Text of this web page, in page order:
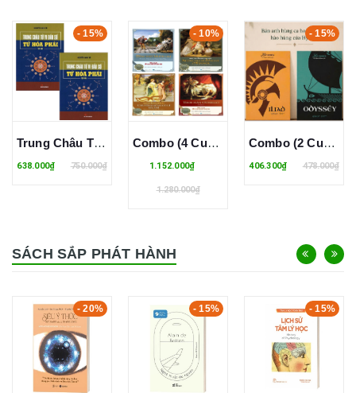
- 15%
Trung Châu Tử Vi Đẩu Số - Tứ Hóa Phái (Bộ 2 Tập)
638.000₫ 750.000₫
- 10%
Combo (4 Cuốn Sách): Đêm thứ mười hai + Những người vợ vui vẻ ở Windsor + Chuyện không có gì mà ầm ĩ + Tình Hận Othello - William Shakespeare
1.152.000₫
1.280.000₫
- 15%
Combo (2 Cuốn Sách) Odyssêy + Iliad (Homer)
406.300₫ 478.000₫
SÁCH SẮP PHÁT HÀNH
- 20% - 15% - 15%